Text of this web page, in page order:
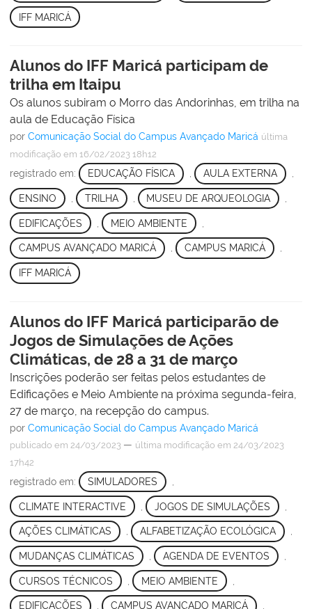
IFF MARICÁ
Alunos do IFF Maricá participam de
trilha em Itaipu
Os alunos subiram o Morro das Andorinhas, em trilha na
aula de Educação Física
por Comunicação Social do Campus Avançado Maricá última
modificação em 16/02/2023 18h12
registrado em: EDUCAÇÃO FÍSICA , AULA EXTERNA ,
ENSINO TRILHA MUSEU DE ARQUEOLOGIA
EDIFICAÇÕES MEIO AMBIENTE
CAMPUS AVANÇADO MARICÁ , CAMPUS MARICÁ ,
IFF MARICÁ
Alunos do IFF Maricá participarão de
Jogos de Simulações de Ações
Climáticas, de 28 a 31 de março
Inscrições poderão ser feitas pelos estudantes de
Edificações e Meio Ambiente na próxima segunda-feira,
27 de março, na recepção do campus.
por Comunicação Social do Campus Avançado Maricá
publicado em 24/03/2023 — última modificação em 24/03/2023
17h42
registrado em: SIMULADORES
CLIMATE INTERACTIVE JOGOS DE SIMULAÇÕES
AÇÕES CLIMÁTICAS , ALFABETIZAÇÃO ECOLÓGICA ,
MUDANÇAS CLIMÁTICAS AGENDA DE EVENTOS
CURSOS TÉCNICOS MEIO AMBIENTE
EDIFICAÇÕES , CAMPUS AVANÇADO MARICÁ ,